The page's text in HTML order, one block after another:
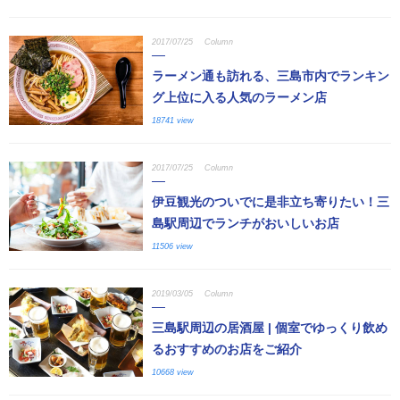
2017/07/25 Column
ラーメン通も訪れる、三島市内でランキン
グ上位に入る人気のラーメン店
18741 view
2017/07/25 Column
伊豆観光のついでに是非立ち寄りたい！三
島駅周辺でランチがおいしいお店
11506 view
2019/03/05 Column
三島駅周辺の居酒屋 | 個室でゆっくり飲め
るおすすめのお店をご紹介
10668 view